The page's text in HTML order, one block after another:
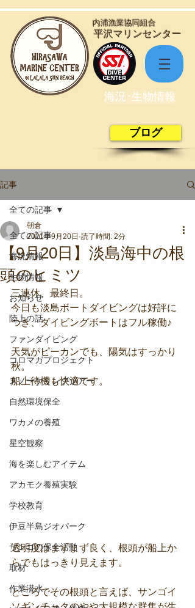
​平沢マリンセンター
​内浦漁業協同組合
海況･生物情報
ブログ
記事
全ての記事
海況情報
生物情報
お知らせ
陸上の話
ファンダイビング
コロマガプロジェクト
スノーケリングツアー
自然環境保全
ワカメの養殖
星空観察
海を楽しむアイテム
アカモク養殖実験
学校教育
伊豆半島ジオパーク
サンゴの保全活動
取材
作業潜水
全ての記事
【9月20日】淡島海中の根
頭のヒミツ
朝倉
2021年9月20日 読了時間: 2分
三連休、最終日。
今日も淡島ボートダイビングは好評に
つき、ダイビングボートはフル稼働♪
天気がピーカンでも、陽気はすっかり
秋。
船上待機も快適です。
透明度はまずまず良く、根頭が船上か
らでもはっきり見えます。
ところでその根頭と言えば、サンゴイ